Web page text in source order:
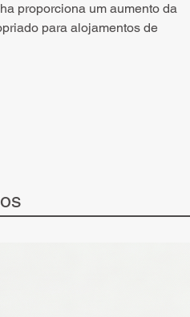
proporciona um aumento da
para alojamentos de